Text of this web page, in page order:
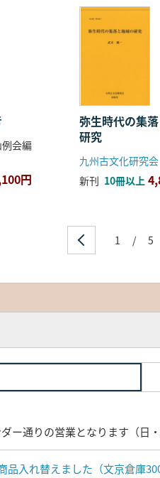
会編
円
弥生時代の集
研究
九州古文化研究会
新刊 10冊以上
1 / 5
ー通りの営業となります（日
入れ替えました（文京倉庫300